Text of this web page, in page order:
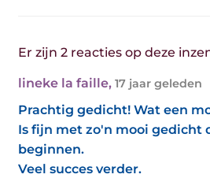
Er zijn 2 reacties op deze
lineke la faille, 17 jaar geleden
Prachtig gedicht! Wat een
Is fijn met zo'n mooi gedicht
beginnen.
Veel succes verder.